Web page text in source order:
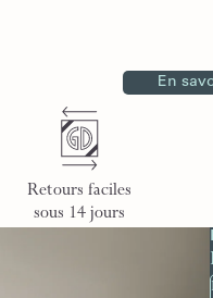
En
Retours faciles
sous 14 jours